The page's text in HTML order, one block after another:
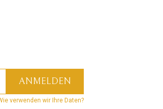
verwenden wir Ihre Daten?